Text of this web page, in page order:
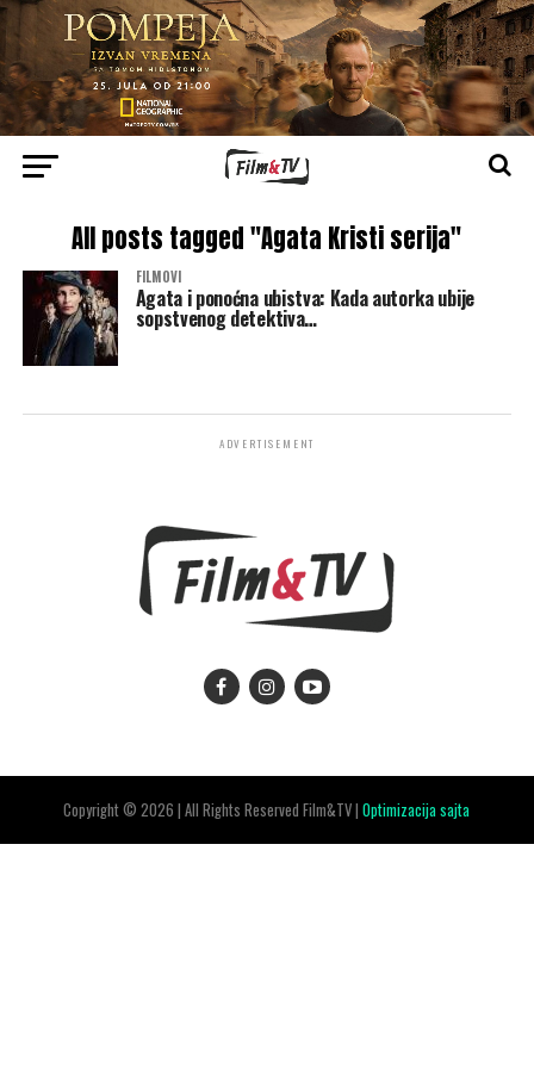
All posts tagged "Agata Kristi serija"
FILMOVI
Agata i ponoćna ubistva: Kada autorka ubije
sopstvenog detektiva…
ADVERTISEMENT
Copyright © 2026 | All Rights Reserved Film&TV |Optimizacija sajta